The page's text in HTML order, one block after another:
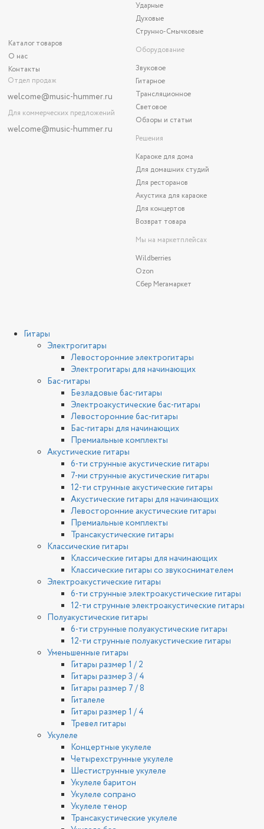
Каталог товаров
О нас
Контакты
Отдел продаж
welcome@music-hummer.ru
Для коммерческих предложений
welcome@music-hummer.ru
Ударные
Духовые
Струнно-Смычковые
Оборудование
Звуковое
Гитарное
Трансляционное
Световое
Обзоры и статьи
Решения
Караоке для дома
Для домашних студий
Для ресторанов
Акустика для караоке
Для концертов
Возврат товара
Мы на маркетплейсах
Wildberries
Ozon
Сбер Мегамаркет
Гитары
Электрогитары
Левосторонние электрогитары
Электрогитары для начинающих
Бас-гитары
Безладовые бас-гитары
Электроакустические бас-гитары
Левосторонние бас-гитары
Бас-гитары для начинающих
Премиальные комплекты
Акустические гитары
6-ти струнные акустические гитары
7-ми струнные акустические гитары
12-ти струнные акустические гитары
Акустические гитары для начинающих
Левосторонние акустические гитары
Премиальные комплекты
Трансакустические гитары
Классические гитары
Классические гитары для начинающих
Классические гитары со звукоснимателем
Электроакустические гитары
6-ти струнные электроакустические гитары
12-ти струнные электроакустические гитары
Полуакустические гитары
6-ти струнные полуакустические гитары
12-ти струнные полуакустические гитары
Уменьшенные гитары
Гитары размер 1 / 2
Гитары размер 3 / 4
Гитары размер 7 / 8
Гиталеле
Гитары размер 1 / 4
Тревел гитары
Укулеле
Концертные укулеле
Четырехструнные укулеле
Шестиструнные укулеле
Укулеле баритон
Укулеле сопрано
Укулеле тенор
Трансакустические укулеле